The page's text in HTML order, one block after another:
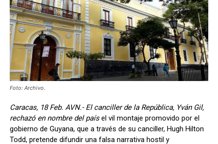
Foto: Archivo.
Caracas, 18 Feb. AVN.- El canciller de la República, Yván Gil,
rechazó en nombre del paísel vil montaje promovido por el
gobierno de Guyana, que a través de su canciller, Hugh Hilton
Todd, pretende difundir una falsa narrativa hostil y